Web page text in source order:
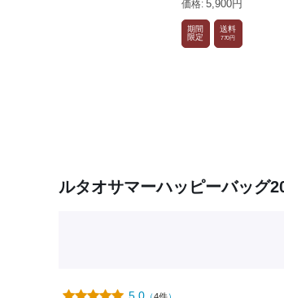
5,900円
期間
限定
送料
770円
ルタオサマーハッピーバッグ